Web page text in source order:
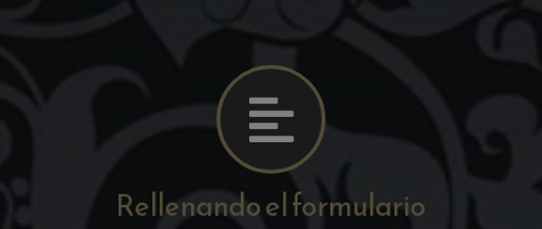
Rellenando el formulario